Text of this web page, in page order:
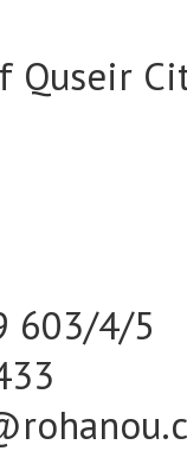
Quseir
603/4/5